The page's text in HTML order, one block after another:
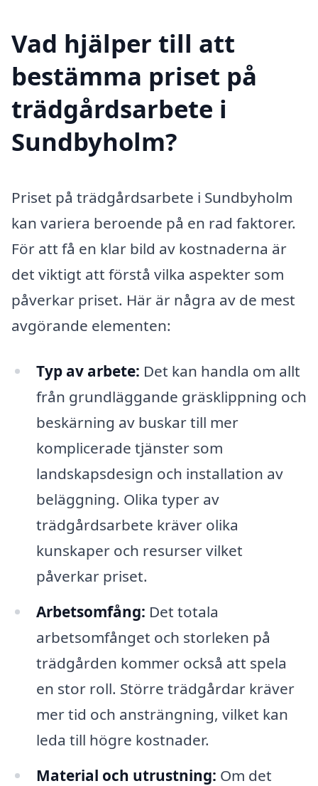
Vad hjälper till att
bestämma priset på
trädgårdsarbete i
Sundbyholm?
Priset på trädgårdsarbete i Sundbyholm
kan variera beroende på en rad faktorer.
För att få en klar bild av kostnaderna är
det viktigt att förstå vilka aspekter som
påverkar priset. Här är några av de mest
avgörande elementen:
Typ av arbete: Det kan handla om allt
från grundläggande gräsklippning och
beskärning av buskar till mer
komplicerade tjänster som
landskapsdesign och installation av
beläggning. Olika typer av
trädgårdsarbete kräver olika
kunskaper och resurser vilket
påverkar priset.
Arbetsomfång: Det totala
arbetsomfånget och storleken på
trädgården kommer också att spela
en stor roll. Större trädgårdar kräver
mer tid och ansträngning, vilket kan
leda till högre kostnader.
Material och utrustning: Om det